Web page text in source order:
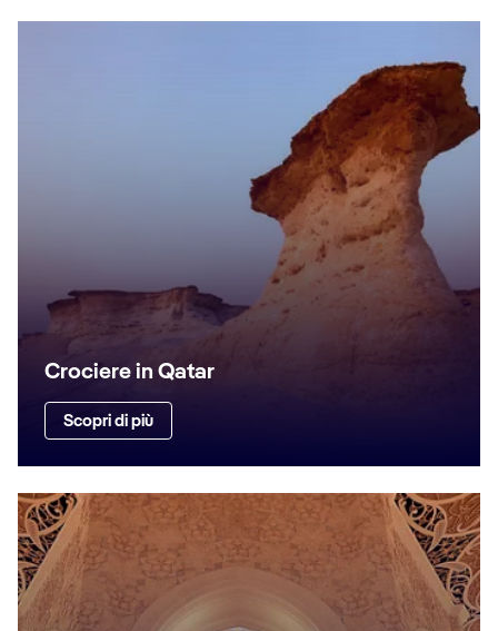
Crociere in Qatar
Scopri di più